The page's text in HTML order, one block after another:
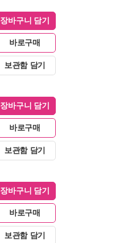
장바구니 담기
바로구매
보관함 담기
장바구니 담기
바로구매
보관함 담기
장바구니 담기
바로구매
보관함 담기